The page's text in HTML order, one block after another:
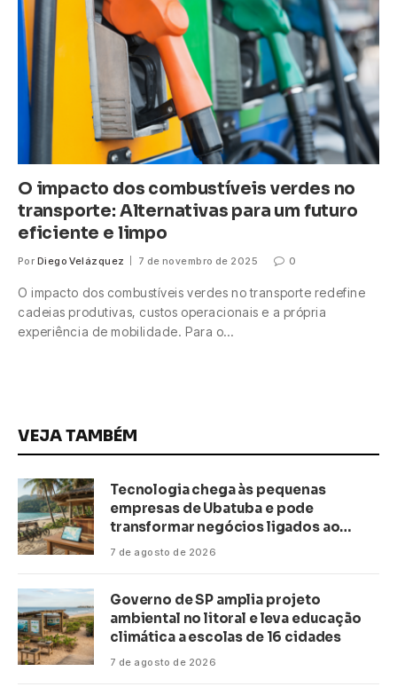
O impacto dos combustíveis verdes no
transporte: Alternativas para um futuro
eficiente e limpo
Por Diego Velázquez 7 de novembro de 2025 0
O impacto dos combustíveis verdes no transporte redefine
cadeias produtivas, custos operacionais e a própria
experiência de mobilidade. Para o…
VEJA TAMBÉM
Tecnologia chega às pequenas
empresas de Ubatuba e pode
transformar negócios ligados ao
turismo no litoral
7 de agosto de 2026
Governo de SP amplia projeto
ambiental no litoral e leva educação
climática a escolas de 16 cidades
7 de agosto de 2026